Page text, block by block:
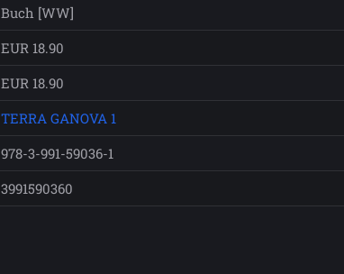
Buch [WW]
EUR 18.90
EUR 18.90
TERRA GANOVA 1
978-3-991-59036-1
3991590360